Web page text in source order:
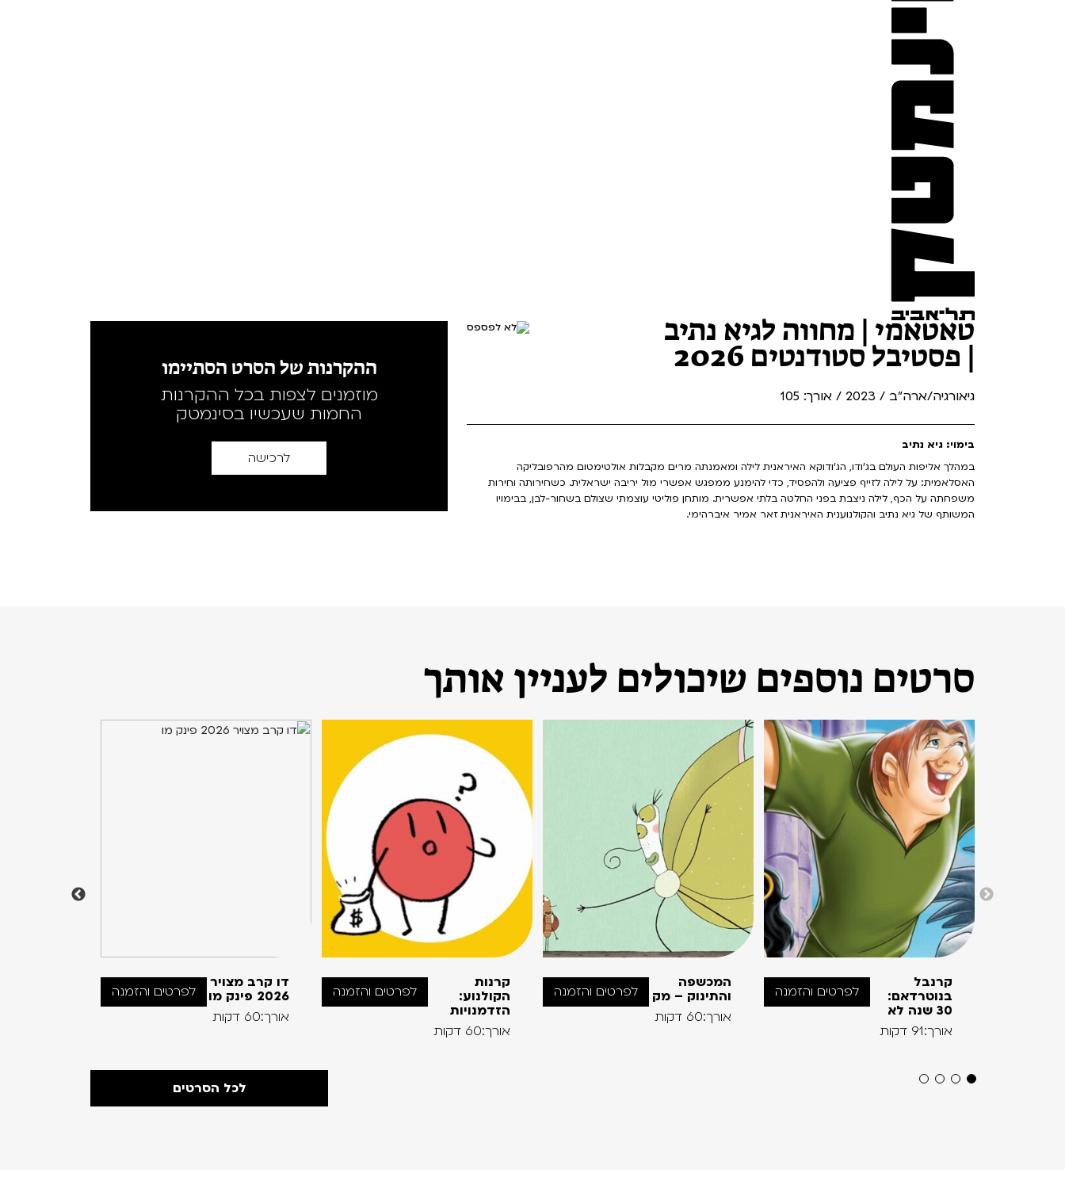
טאטאמי | מחווה לגיא נתיב
| פסטיבל סטודנטים 2026
גיאורגיה/ארה"ב / 2023 / אורך: 105
לא לפספס
בימוי: גיא נתיב
במהלך אליפות העולם בג'ודו, הג'ודוקא האיראנית לילה ומאמנתה מרים מקבלות אולטימטום מהרפובליקה
האסלאמית: על לילה לזייף פציעה ולהפסיד, כדי להימנע ממפגש אפשרי מול יריבה ישראלית. כשחירותה וחירות
משפחתה על הכף, לילה ניצבת בפני החלטה בלתי אפשרית. מותחן פוליטי עוצמתי שצולם בשחור-לבן, בבימויו
המשותף של גיא נתיב והקולנוענית האיראנית זאר אמיר איברהימי.
ההקרנות של הסרט הסתיימו
מוזמנים לצפות בכל ההקרנות
החמות שעכשיו בסינמטק
לרכישה
סרטים נוספים שיכולים לעניין אותך
קרנבל
בנוטרדאם:
30 שנה לא
אורך:91 דקות
לפרטים והזמנה
המכשפה
והתינוק – מק
אורך:60 דקות
לפרטים והזמנה
קרנות
הקולנוע:
הזדמנויות
אורך:60 דקות
לפרטים והזמנה
דו קרב מצויר
2026 פינק מו
אורך:60 דקות
לפרטים והזמנה
לכל הסרטים